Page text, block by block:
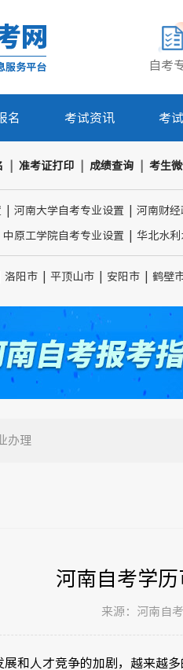
自考
名 考试资讯 考
准考证打印 成绩查询 考生
河南大学自考专业设置 河南财经
中原工学院自考专业设置 华北水利
洛阳市 平顶山市 安阳市 鹤壁
办理
河南自考学历
来源：河南自
展和人才竞争的加剧，越来越